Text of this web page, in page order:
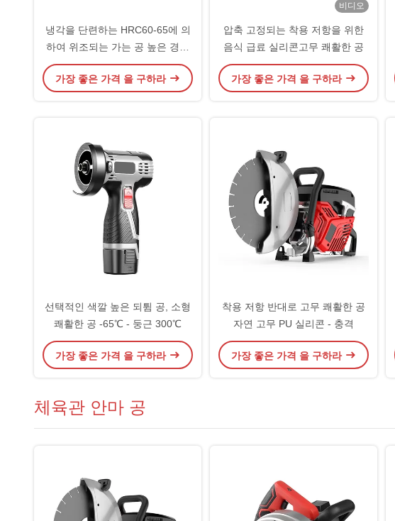
냉각을 단련하는 HRC60-65에 의
하여 위조되는 가는 공 높은 경도
를 부드럽게 하기
가장 좋은 가격 을 구하라
비디오
압축 고정되는 착용 저항을 위한
음식 급료 실리콘고무 쾌활한 공
가장 좋은 가격 을 구하라
선택적인 색깔 높은 되튐 공, 소형
쾌활한 공 -65℃ - 둥근 300℃
가장 좋은 가격 을 구하라
착용 저항 반대로 고무 쾌활한 공
자연 고무 PU 실리콘 - 충격
가장 좋은 가격 을 구하라
체육관 안마 공